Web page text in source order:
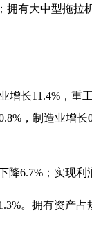
；拥有大中型拖拉
增长11.4% ，重
，制造业增长
降6.7% ；实现
。拥有资产占